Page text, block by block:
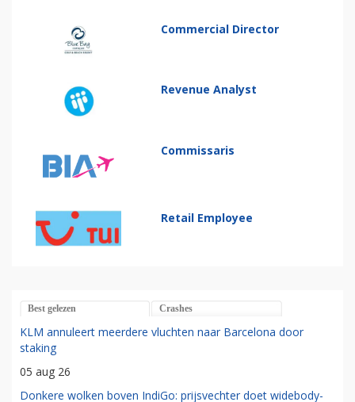
Commercial Director
Revenue Analyst
Commissaris
Retail Employee
Best gelezen Crashes
KLM annuleert meerdere vluchten naar Barcelona door
staking
05 aug 26
Donkere wolken boven IndiGo: prijsvechter doet widebody-